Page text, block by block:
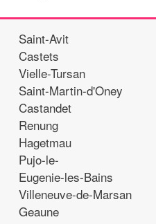
Saint-Avit
Castets
Vielle-Tursan
Saint-Martin-d'Oney
Castandet
Renung
Hagetmau
Pujo-le-
Eugenie-les-Bains
Villeneuve-de-Marsan
Geaune